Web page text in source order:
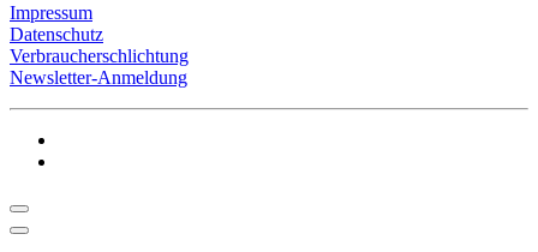
Impressum
Datenschutz
Verbraucherschlichtung
Newsletter-Anmeldung